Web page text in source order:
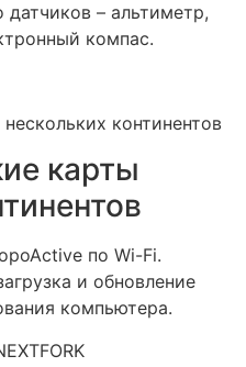
– альтиметр,
компас.
карты
по Wi-Fi.
и обновление
компьютера.